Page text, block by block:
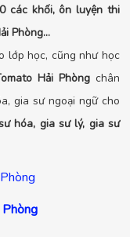
các khối, ôn luyện thi
Phòng…
lớp học, cũng như học
Hải Phòngchân
gia sư ngoại ngữ cho
hóa, gia sư lý, gia sư